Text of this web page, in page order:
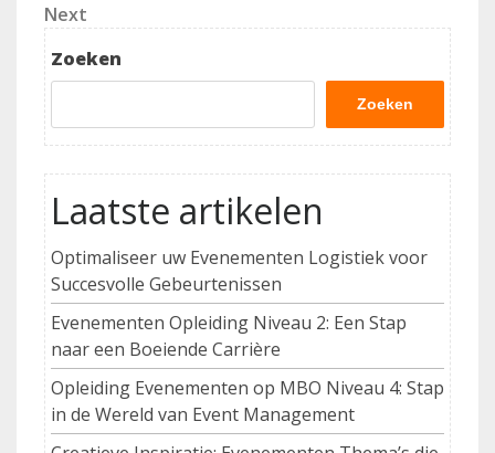
Next
Post
Next
Zoeken
Zoeken
Laatste artikelen
Optimaliseer uw Evenementen Logistiek voor
Succesvolle Gebeurtenissen
Evenementen Opleiding Niveau 2: Een Stap
naar een Boeiende Carrière
Opleiding Evenementen op MBO Niveau 4: Stap
in de Wereld van Event Management